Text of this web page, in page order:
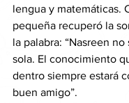
lengua y matemáticas.
pequeña recuperó la
la palabra: “Nasreen
sola. El conocimiento
dentro siempre estará
buen amigo”.